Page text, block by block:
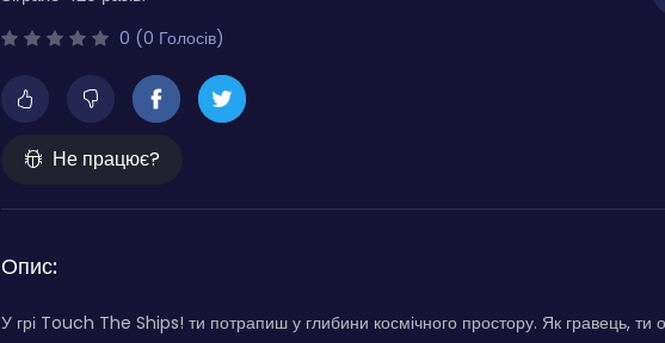
0 (0 Голосів)
Не працює?
Опис:
У грі Touch The Ships! ти потрапиш у глибини космічного простору. Як гравець, ти